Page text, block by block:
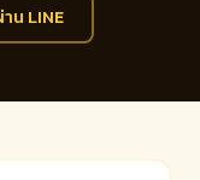
น LINE